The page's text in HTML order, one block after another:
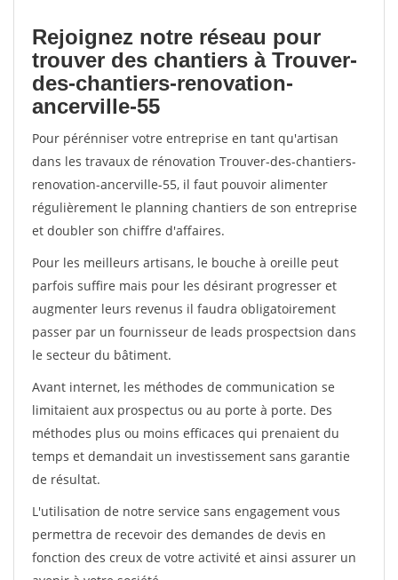
Rejoignez notre réseau pour
trouver des chantiers à Trouver-
des-chantiers-renovation-
ancerville-55
Pour pérénniser votre entreprise en tant qu'artisan
dans les travaux de rénovation Trouver-des-chantiers-
renovation-ancerville-55, il faut pouvoir alimenter
régulièrement le planning chantiers de son entreprise
et doubler son chiffre d'affaires.
Pour les meilleurs artisans, le bouche à oreille peut
parfois suffire mais pour les désirant progresser et
augmenter leurs revenus il faudra obligatoirement
passer par un fournisseur de leads prospectsion dans
le secteur du bâtiment.
Avant internet, les méthodes de communication se
limitaient aux prospectus ou au porte à porte. Des
méthodes plus ou moins efficaces qui prenaient du
temps et demandait un investissement sans garantie
de résultat.
L'utilisation de notre service sans engagement vous
permettra de recevoir des demandes de devis en
fonction des creux de votre activité et ainsi assurer un